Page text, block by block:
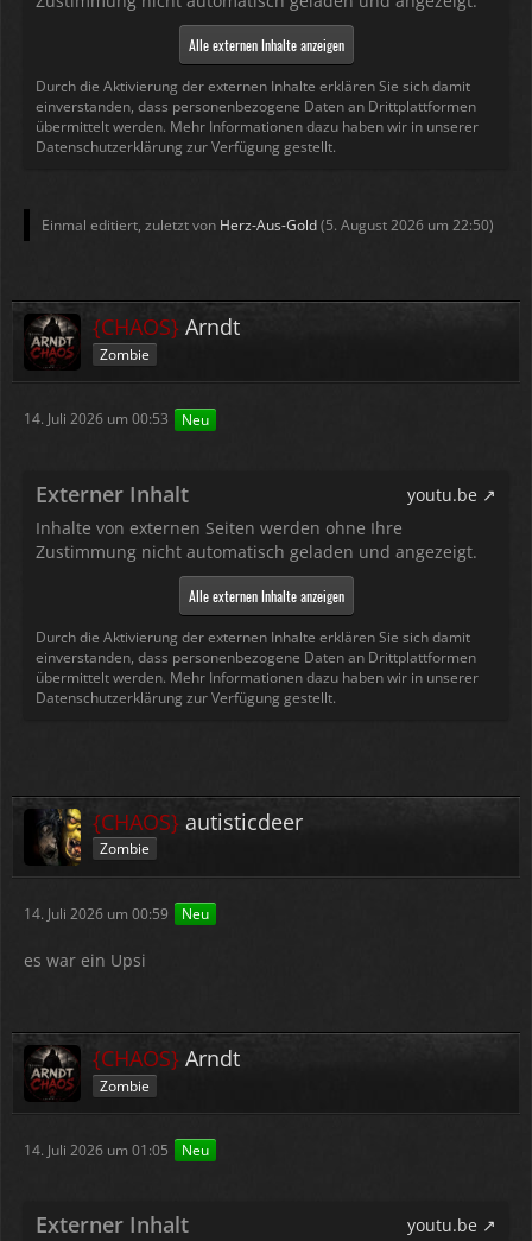
Alle externen Inhalte anzeigen
Durch die Aktivierung der externen Inhalte erklären Sie sich damit
einverstanden, dass personenbezogene Daten an Drittplattformen
übermittelt werden. Mehr Informationen dazu haben wir in unserer
Datenschutzerklärung zur Verfügung gestellt.
Einmal editiert, zuletzt von Herz-Aus-Gold(5. August 2026 um 22:50)
{CHAOS} Arndt
Zombie
14. Juli 2026 um 00:53 Neu
Externer Inhalt
youtu.be
Inhalte von externen Seiten werden ohne Ihre
Zustimmung nicht automatisch geladen und angezeigt.
Alle externen Inhalte anzeigen
Durch die Aktivierung der externen Inhalte erklären Sie sich damit
einverstanden, dass personenbezogene Daten an Drittplattformen
übermittelt werden. Mehr Informationen dazu haben wir in unserer
Datenschutzerklärung zur Verfügung gestellt.
{CHAOS} autisticdeer
Zombie
14. Juli 2026 um 00:59 Neu
es war ein Upsi
{CHAOS} Arndt
Zombie
14. Juli 2026 um 01:05 Neu
Externer Inhalt
youtu.be